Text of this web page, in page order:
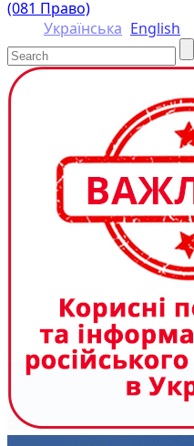
(081 Право)
Українська English